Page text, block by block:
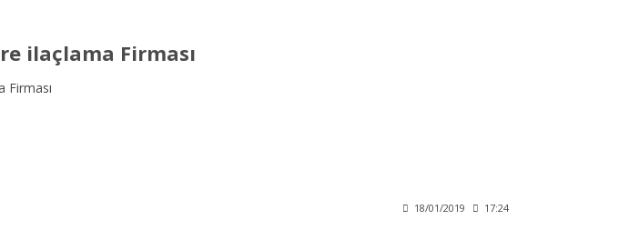
ilaçlama Firması
Firması
18/01/2019 17:24